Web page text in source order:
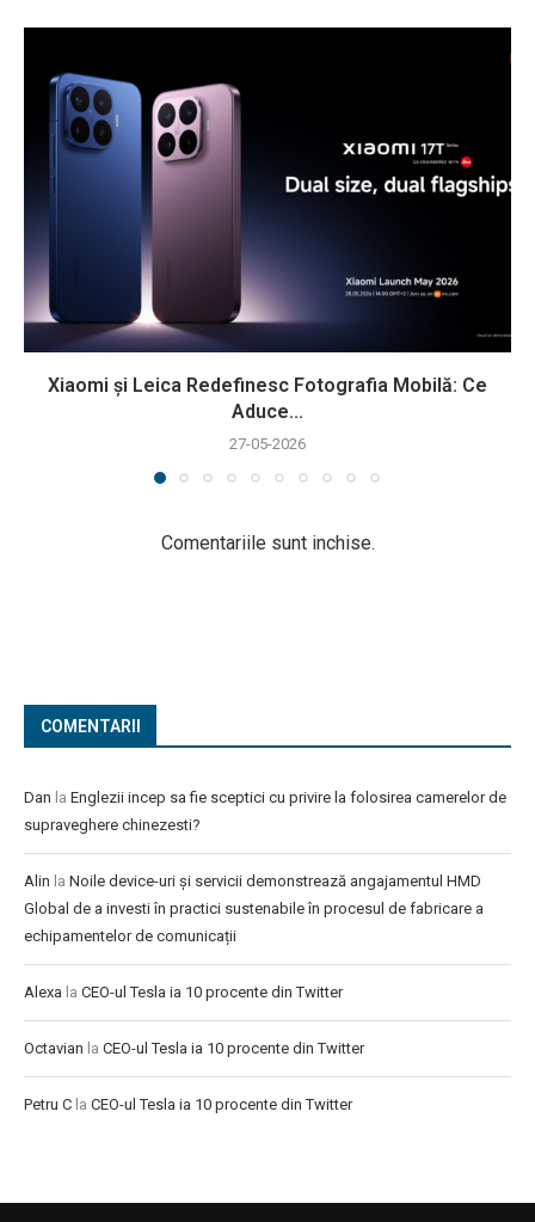
Xiaomi și Leica Redefinesc Fotografia Mobilă: Ce
Aduce...
27-05-2026
Comentariile sunt inchise.
COMENTARII
Dan la Englezii incep sa fie sceptici cu privire la folosirea camerelor de
supraveghere chinezesti?
Alin la Noile device-uri și servicii demonstrează angajamentul HMD
Global de a investi în practici sustenabile în procesul de fabricare a
echipamentelor de comunicații
Alexa la CEO-ul Tesla ia 10 procente din Twitter
Octavian la CEO-ul Tesla ia 10 procente din Twitter
Petru C la CEO-ul Tesla ia 10 procente din Twitter